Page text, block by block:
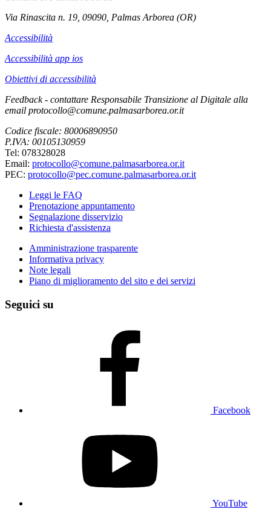
Via Rinascita n. 19, 09090, Palmas Arborea (OR)
Accessibilità
Accessibilità app ios
Obiettivi di accessibilità
Feedback - contattare Responsabile Transizione al Digitale alla
email protocollo@comune.palmasarborea.or.it
Codice fiscale: 80006890950
P.IVA: 00105130959
Tel: 078328028
Email: protocollo@comune.palmasarborea.or.it
PEC: protocollo@pec.comune.palmasarborea.or.it
Leggi le FAQ
Prenotazione appuntamento
Segnalazione disservizio
Richiesta d'assistenza
Amministrazione trasparente
Informativa privacy
Note legali
Piano di miglioramento del sito e dei servizi
Seguici su
Facebook
YouTube